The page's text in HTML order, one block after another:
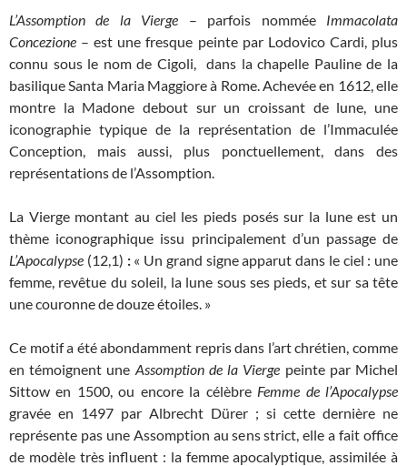
L’Assomption de la Vierge – parfois nommée Immacolata
Concezione – est une fresque peinte par Lodovico Cardi, plus
connu sous le nom de Cigoli, dans la chapelle Pauline de la
basilique Santa Maria Maggiore à Rome. Achevée en 1612, elle
montre la Madone debout sur un croissant de lune, une
iconographie typique de la représentation de l’Immaculée
Conception, mais aussi, plus ponctuellement, dans des
représentations de l’Assomption.
La Vierge montant au ciel les pieds posés sur la lune est un
thème iconographique issu principalement d’un passage de
L’Apocalypse (12,1) :« Un grand signe apparut dans le ciel : une
femme, revêtue du soleil, la lune sous ses pieds, et sur sa tête
une couronne de douze étoiles. »
Ce motif a été abondamment repris dans l’art chrétien, comme
en témoignent une Assomption de la Vierge peinte par Michel
Sittow en 1500, ou encore la célèbre Femme de l’Apocalypse
gravée en 1497 par Albrecht Dürer ; si cette dernière ne
représente pas une Assomption au sens strict, elle a fait office
de modèle très influent : la femme apocalyptique, assimilée à